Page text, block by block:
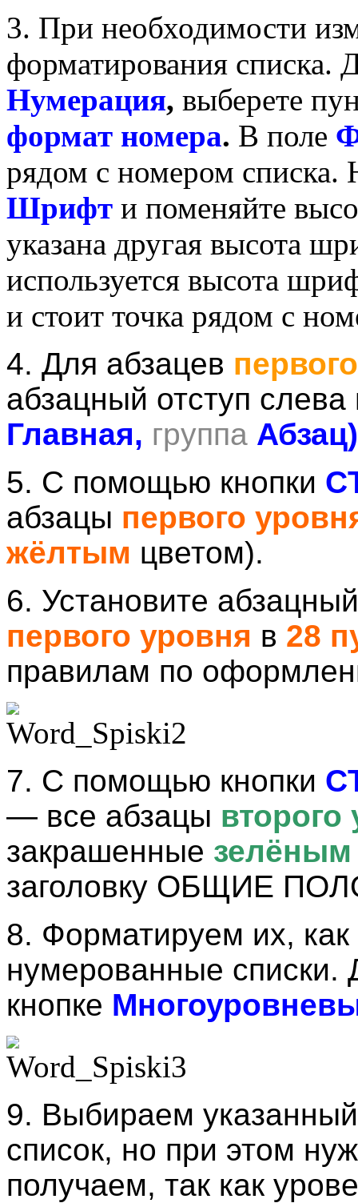
3. При необходимости
форматирования списка.
Нумерация, выберете
формат номера. В поле
рядом с номером
Шрифт и поменяйте
указана другая высота
используется высота
и стоит точка рядом с
4. Для абзацев
абзацный отступ
Главная, группа
5. С помощью кнопки
абзацы первого
жёлтым цветом).
6. Установите
первого уровня в 28
правилам по
7. С помощью кнопки
— все абзацы второго
закрашенные зелёным
заголовку ОБЩИЕ
8. Форматируем их,
нумерованные списки.
кнопке
9. Выбираем
список, но при этом
получаем, так как